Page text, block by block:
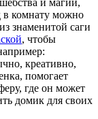
комнату можно
знаменитой саги
, чтобы
креативно,
помогает
где он может
домик для своих